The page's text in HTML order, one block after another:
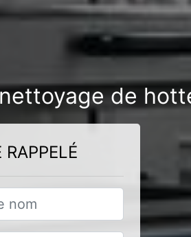
de
RAPPELÉ